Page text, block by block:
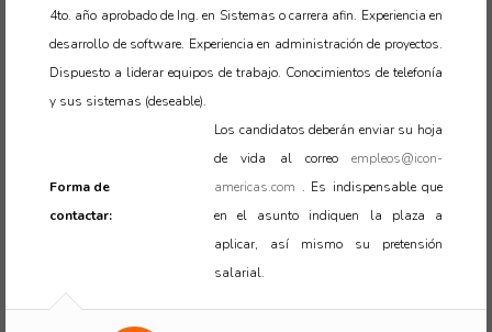
4to. año aprobado de Ing. en Sistemas o carrera afin. Experiencia en
desarrollo de software. Experiencia en administración de proyectos.
Dispuesto a liderar equipos de trabajo. Conocimientos de telefonía
y sus sistemas (deseable).
Forma de
contactar:
Los candidatos deberán enviar su hoja
de vida al correo empleos@icon-
americas.com . Es indispensable que
en el asunto indiquen la plaza a
aplicar, así mismo su pretensión
salarial.